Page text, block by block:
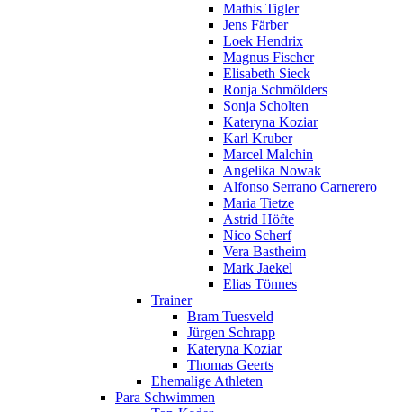
Mathis Tigler
Jens Färber
Loek Hendrix
Magnus Fischer
Elisabeth Sieck
Ronja Schmölders
Sonja Scholten
Kateryna Koziar
Karl Kruber
Marcel Malchin
Angelika Nowak
Alfonso Serrano Carnerero
Maria Tietze
Astrid Höfte
Nico Scherf
Vera Bastheim
Mark Jaekel
Elias Tönnes
Trainer
Bram Tuesveld
Jürgen Schrapp
Kateryna Koziar
Thomas Geerts
Ehemalige Athleten
Para Schwimmen